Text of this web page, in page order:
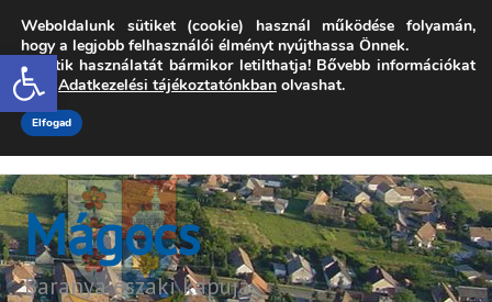
Open toolbar
7342 Mágocs, Szabadság utca 39.
onkormanyzat@magocs.hu +36 (72) 451 110
Elérhetőségek
Mágocs
Baranya északi kapuja
Weboldalunk sütiket (cookie) használ működése folyamán,
hogy a legjobb felhasználói élményt nyújthassa Önnek.
A sütik használatát bármikor letilthatja! Bővebb információkat
erről Adatkezelési tájékoztatónkban olvashat.
Elfogad